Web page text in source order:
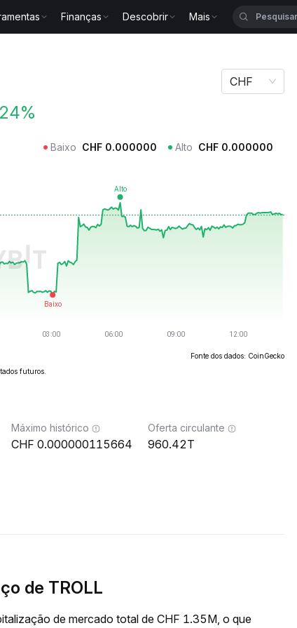
Finanças Descobrir Mais
CHF
Baixo CHF 0.000000 Alto CHF 0.000000
Fonte dos dados: CoinGecko
futuros.
Máximo histórico
0.000000115664
Oferta circulante
960.42T
de TROLL
de mercado total de CHF 1.35M, o que